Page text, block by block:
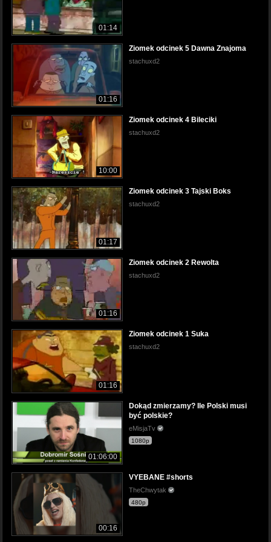
01:14
01:16
Ziomek odcinek 5 Dawna Znajoma
stachuxd2
10:00
Ziomek odcinek 4 Bileciki
stachuxd2
01:17
Ziomek odcinek 3 Tajski Boks
stachuxd2
01:16
Ziomek odcinek 2 Rewolta
stachuxd2
01:16
Ziomek odcinek 1 Suka
stachuxd2
01:06:00
Dokąd zmierzamy? Ile Polski musi
być polskie?
eMisjaTv
1080p
00:16
VYEBANE #shorts
TheChwytak
480p